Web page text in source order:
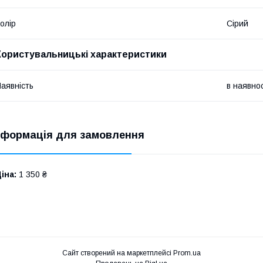
Сірий
характеристики
в
для замовлення
1 350 ₴
Сайт створений на маркетплейсі Prom.ua